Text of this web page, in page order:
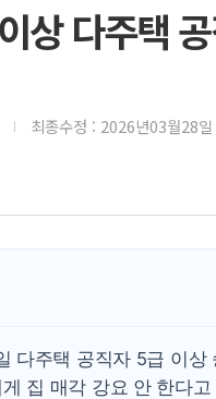
상 다주택
최종수정 : 2026년03월28
다주택 공직자 5급 이상
집 매각 강요 안 한다